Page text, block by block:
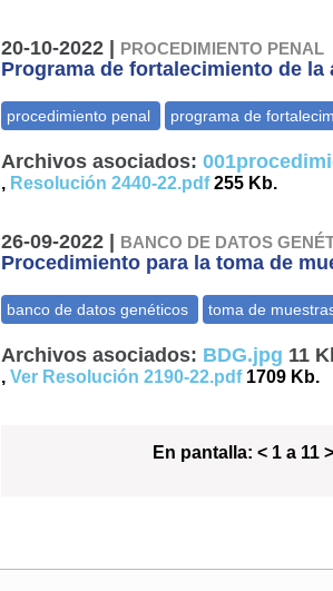
20-10-2022 | PROCEDIMIENTO PENAL
Programa de fortalecimiento de la
Archivos asociados:
, Resolución 2440-22.pdf255 Kb.
26-09-2022 | BANCO DE DATOS
Procedimiento para la toma de
Archivos asociados: BDG.jpg 11
, Ver Resolución 2190-22.pdf1709 Kb.
En pantalla: < 1 a 11